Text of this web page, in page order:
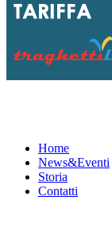
Home
News&Eventi
Storia
Contatti